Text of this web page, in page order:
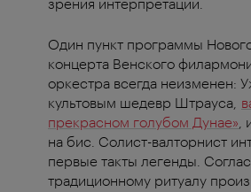
Один пункт программы
концерта Венского
оркестра всегда неизменен:
культовым шедевр Штрауса,
прекрасном голубом Дунае»
на бис. Солист-валторнист
первые такты легенды.
традиционному ритуалу